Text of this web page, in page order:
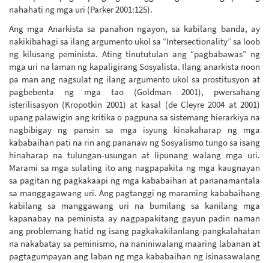
nahahati ng mga uri (Parker 2001:125).
Ang mga Anarkista sa panahon ngayon, sa kabilang banda, ay
nakikibahagi sa ilang argumento ukol sa “Intersectionality” sa loob
ng kilusang peminista. Ating tinututulan ang “pagbabawas” ng
mga uri na laman ng kapaligirang Sosyalista. Ilang anarkista noon
pa man ang nagsulat ng ilang argumento ukol sa prostitusyon at
pagbebenta ng mga tao (Goldman 2001), pwersahang
isterilisasyon (Kropotkin 2001) at kasal (de Cleyre 2004 at 2001)
upang palawigin ang kritika o pagpuna sa sistemang hierarkiya na
nagbibigay ng pansin sa mga isyung kinakaharap ng mga
kababaihan pati na rin ang pananaw ng Sosyalismo tungo sa isang
hinaharap na tulungan-usungan at lipunang walang mga uri.
Marami sa mga sulating ito ang nagpapakita ng mga kaugnayan
sa pagitan ng pagkakaapi ng mga kababaihan at pananamantala
sa manggagawang uri. Ang pagtanggi ng maraming kababaihang
kabilang sa manggawang uri na bumilang sa kanilang mga
kapanabay na peminista ay nagpapakitang gayun padin naman
ang problemang hatid ng isang pagkakakilanlang-pangkalahatan
na nakabatay sa peminismo, na naniniwalang maaring labanan at
pagtagumpayan ang laban ng mga kababaihan ng isinasawalang